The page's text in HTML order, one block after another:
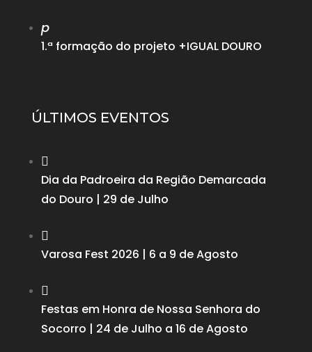
p
1.ª formação do projeto +IGUAL DOURO
ÚLTIMOS EVENTOS

Dia da Padroeira da Região Demarcada
do Douro | 29 de Julho

Varosa Fest 2026 | 6 a 9 de Agosto

Festas em Honra de Nossa Senhora do
Socorro | 24 de Julho a 16 de Agosto